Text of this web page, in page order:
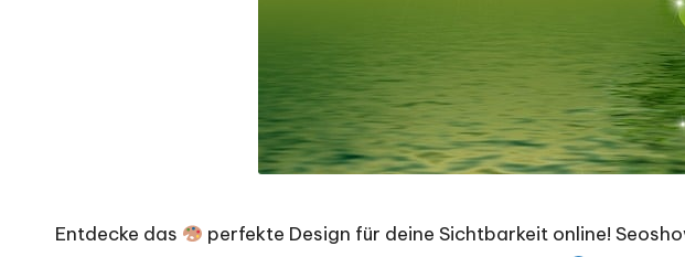
Entdecke das
perfekte Design für deine Sichtbarkeit online!